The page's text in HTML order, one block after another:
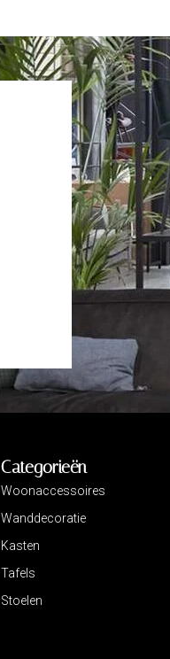
Categorieën
Woonaccessoires
Wanddecoratie
Kasten
Tafels
Stoelen